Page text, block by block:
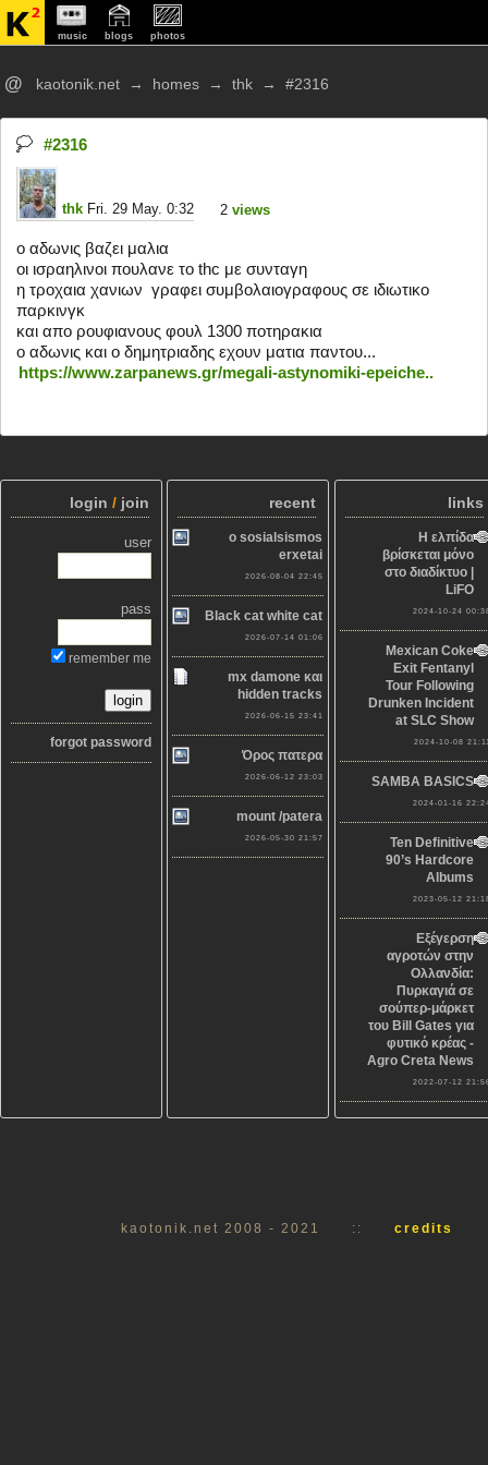
music blogs photos
@ kaotonik.net → homes → thk → #2316
#2316
thk Fri. 29 May. 0:32 2 views
o αδωνις βαζει μαλια
οι ισραηλινοι πουλανε το thc με συνταγη
η τροχαια χανιων  γραφει συμβολαιογραφους σε ιδιωτικο
παρκινγκ
και απο ρουφιανους φουλ 1300 ποτηρακια
ο αδωνις και ο δημητριαδης εχουν ματια παντου...
https://www.zarpanews.gr/megali-astynomiki-epeiche..
login / join
user
pass
remember me
forgot password
recent
o sosialsismos
erxetai
2026-08-04 22:45
Black cat white cat
2026-07-14 01:06
mx damone και
hidden tracks
2026-06-15 23:41
Όρος πατερα
2026-06-12 23:03
mount /patera
2026-05-30 21:57
links
Η ελπίδα
βρίσκεται μόνο
στο διαδίκτυο |
LiFO
2024-10-24
Mexican Coke
Exit Fentanyl
Tour Following
Drunken Incident
at SLC Show
2024-10-08
SAMBA BASICS
2024-01-16
Ten Definitive
90’s Hardcore
Albums
2023-05-12
Εξέγερση
αγροτών στην
Ολλανδία:
Πυρκαγιά σε
σούπερ-μάρκετ
του Bill Gates για
φυτικό κρέας -
Agro Creta News
2022-07-12
kaotonik.net 2008 - 2021 :: credits